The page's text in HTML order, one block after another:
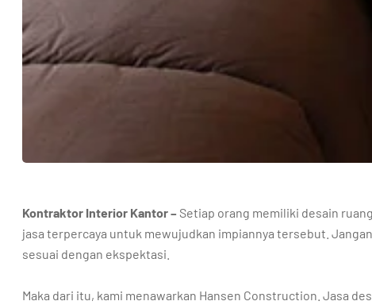
Kontraktor Interior Kantor – Setiap orang memiliki desain
jasa terpercaya untuk mewujudkan impiannya tersebut.
sesuai dengan ekspektasi.
Maka dari itu, kami menawarkan Hansen Construction. Jasa